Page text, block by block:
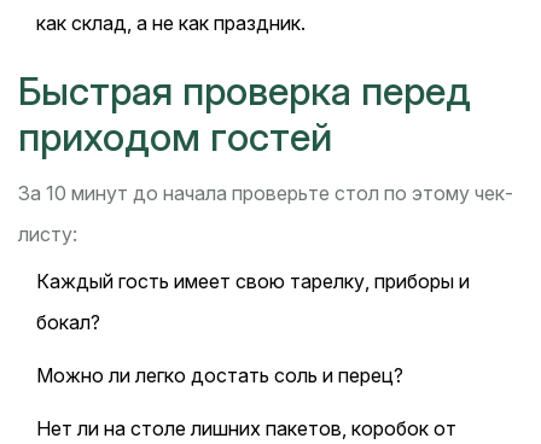
как склад, а не как праздник.
Быстрая проверка перед
приходом гостей
За 10 минут до начала проверьте стол по этому чек-
листу:
Каждый гость имеет свою тарелку, приборы и
бокал?
Можно ли легко достать соль и перец?
Нет ли на столе лишних пакетов, коробок от